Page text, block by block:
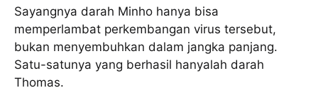
Sayangnya darah Minho hanya bisa
memperlambat perkembangan virus tersebut,
bukan menyembuhkan dalam jangka panjang.
Satu-satunya yang berhasil hanyalah darah
Thomas.